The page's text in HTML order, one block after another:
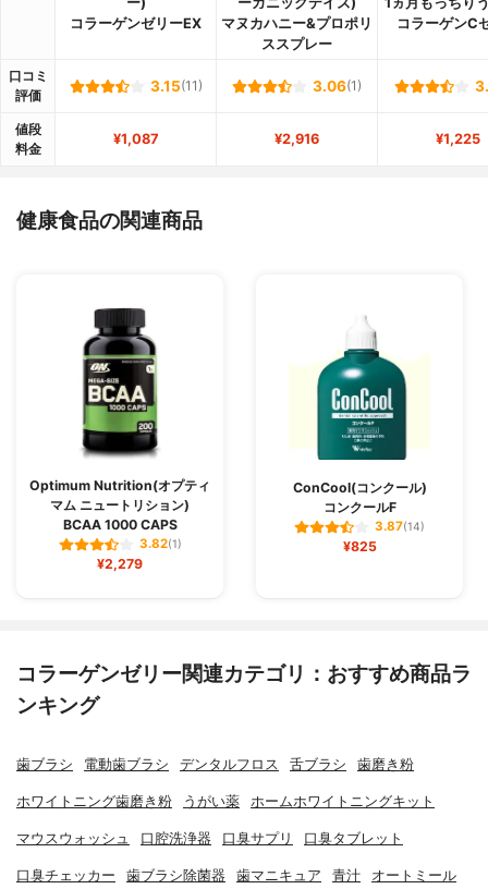
コラーゲンゼリーEX
マヌカハニー&プロポリ
ススプレー
コラーゲンC
口コミ
評価
3.15(11) 3.06(1)
値段
料金
¥1,087 ¥2,916 ¥1,225
健康食品の関連商品
Optimum Nutrition(オプティ
マム ニュートリション)
BCAA 1000 CAPS
3.82(1)
¥2,279
ConCool(コンクール)
コンクールF
3.87(14)
¥825
コラーゲンゼリー関連カテゴリ：おすすめ商品ラ
ンキング
歯ブラシ 電動歯ブラシ デンタルフロス 舌ブラシ 歯磨き粉
ホワイトニング歯磨き粉 うがい薬 ホームホワイトニングキット
マウスウォッシュ 口腔洗浄器 口臭サプリ 口臭タブレット
口臭チェッカー 歯ブラシ除菌器 歯マニキュア 青汁 オートミール